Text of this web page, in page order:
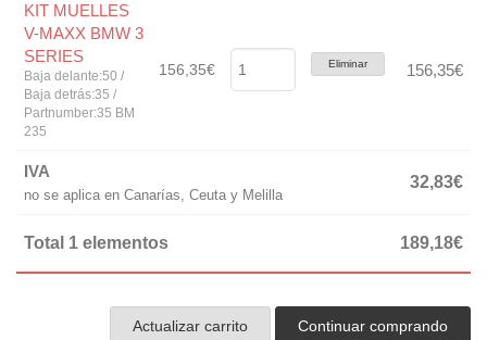
KIT MUELLES
V-MAXX BMW 3
SERIES
Baja delante:50 /
Baja detrás:35 /
Partnumber:35 BM
235
156,35€ Eliminar 156,35€
IVA
no se aplica en Canarías, Ceuta y Melilla
32,83€
Total 1 elementos 189,18€
Actualizar carrito Continuar comprando